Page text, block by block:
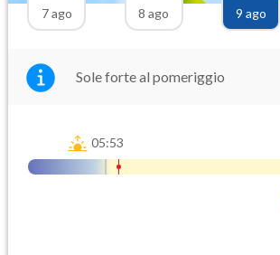
7 ago
8 ago
9 ago
Sole forte al pomeriggio
05:53